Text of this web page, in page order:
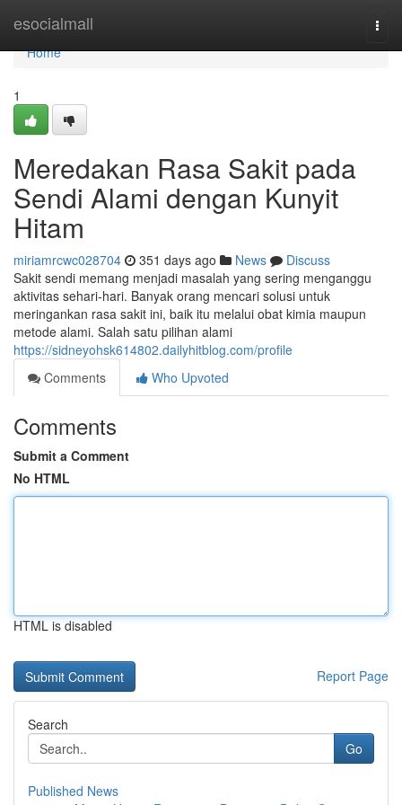
esocialmall
Home
Home
1
Meredakan Rasa Sakit pada
Sendi Alami dengan Kunyit
Hitam
miriamrcwc028704 351 days ago News
Discuss
Sakit sendi memang menjadi masalah yang sering menganggu
aktivitas sehari-hari. Banyak orang mencari solusi untuk
meringankan rasa sakit ini, baik itu melalui obat kimia maupun
metode alami. Salah satu pilihan alami
https://sidneyohsk614802.dailyhitblog.com/profile
Comments
Who Upvoted
Comments
Submit a Comment
No HTML
HTML is disabled
Report Page
Search
Go
Published News